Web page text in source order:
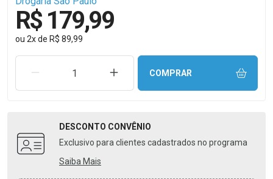
R$ 179,99
ou 2xde R$ 89,99
REMOVER UMA UNIDADEAUMENTAR UMA UNIDADE
COMPRAR
DESCONTO CONVÊNIO
Exclusivo para clientes cadastrados no programa
Saiba Mais